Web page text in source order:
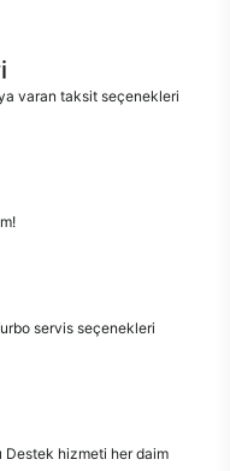
varan taksit seçenekleri
servis seçenekleri
Destek hizmeti her daim